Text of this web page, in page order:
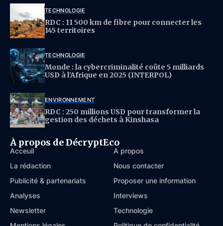
TECHNOLOGIE
RDC : 11 500 km de fibre pour connecter les
145 territoires
TECHNOLOGIE
Monde : la cybercriminalité coûte 5 milliards
USD à l’Afrique en 2025 (INTERPOL)
ENVIRONNEMENT
RDC : 250 millions USD pour transformer la
gestion des déchets à Kinshasa
À propos de DécryptEco
Acceuil
À propos
La rédaction
Nous contacter
Publicité & partenariats
Proposer une information
Analyses
Interviews
Newsletter
Technologie